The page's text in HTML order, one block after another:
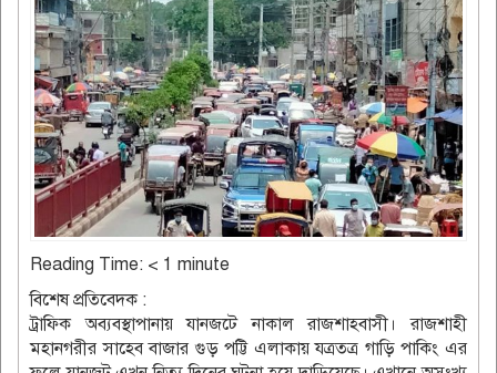
Reading Time: < 1 minute
বিশেষ প্রতিবেদক :
ট্রাফিক অব্যবস্থাপানায় যানজটে নাকাল রাজশাহবাসী। রাজশাহী
মহানগরীর সাহেব বাজার গুড় পট্টি এলাকায় যত্রতত্র গাড়ি পাকিং এর